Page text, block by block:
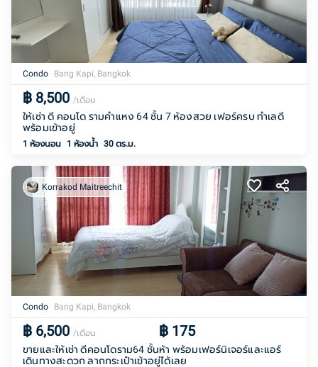
Condo Bang Kapi, Bangkok
฿ 8,500 /เดือน
ให้เช่า ดี คอนโด รามคำแหง 64 ชั้น 7 ห้องสวย เฟอร์ครบ ทำเลดี
พร้อมเข้าอยู่
1 ห้องนอน 1 ห้องน้ำ 30 ตร.ม.
Korrakod Maitreechit
Condo Bang Kapi, Bangkok
฿ 6,500 /เดือน ฿ 175
ขายและให้เช่า ดีคอนโดราม64 ชั้นห้า พร้อมเฟอร์นิเจอร์และแอร์
เดินทางสะดวก ลากกระเป๋าเข้าอยู่ได้เลย